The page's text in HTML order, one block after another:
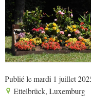
Publié le mardi 1 juillet
Ettelbrück, Luxemburg